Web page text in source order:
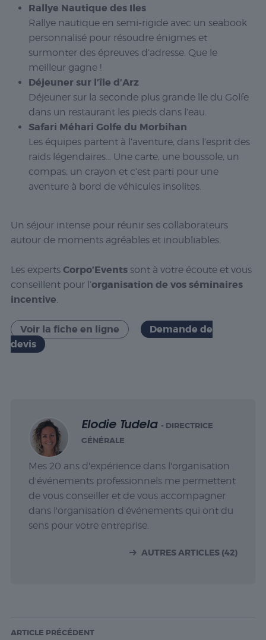
Rallye Nautique des Iles
Rallye nautique en semi-rigide avec un seabook
personnalisé pour résoudre énigmes et
surmonter des épreuves d’adresse. Que le
meilleur gagne !
Déjeuner sur l’île d’Arz
Déjeuner sur la seconde plus grande île du Golfe
dans un restaurant les pieds dans l’eau.
Safari Méhari Golfe du Morbihan
Les équipes partent à l’aventure, dans l’esprit des
raids légendaires… Une carte, une boussole, un
compas, un crayon et c’est parti pour une
aventure à bord de véhicules insolites.
Un séjour intense pour réunir ses collaborateurs
autour de moments agréables et inoubliables.
Les experts Corpo’Eventssont à votre écoute et vous
conseillent pour l’organisation de vos séminaires
incentive.
Voir la fiche en ligne
Demande de
devis
Elodie Tudela - DIRECTRICE
GÉNÉRALE
Mes 20 ans d'expérience dans l'organisation
d'événements professionnels me permettent
de vous conseiller et de vous accompagner
dans l'organisation d'événements qui ont du
sens pour votre entreprise.
AUTRES ARTICLES (42)
ARTICLE PRÉCÉDENT